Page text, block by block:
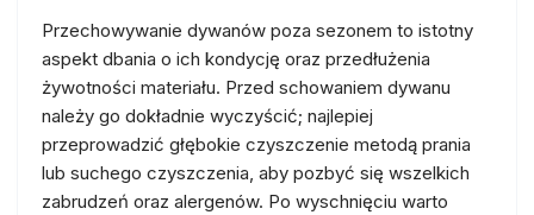
Przechowywanie dywanów poza sezonem to istotny
aspekt dbania o ich kondycję oraz przedłużenia
żywotności materiału. Przed schowaniem dywanu
należy go dokładnie wyczyścić; najlepiej
przeprowadzić głębokie czyszczenie metodą prania
lub suchego czyszczenia, aby pozbyć się wszelkich
zabrudzeń oraz alergenów. Po wyschnięciu warto